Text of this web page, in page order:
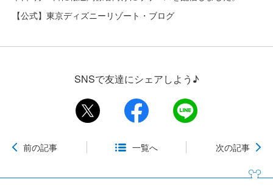
【公式】東京ディズニーリゾート・ブログ
SNSで友達にシェアしよう♪
前の記事 一覧へ 次の記事